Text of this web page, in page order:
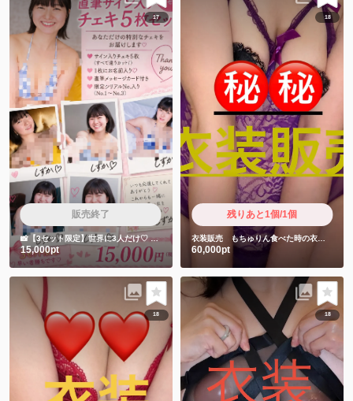
17
販売終了
📸【3セット限定】世界に3人だけ♡ しずかちゃん直筆サイン入りチェキ5枚セット
15,000pt
18
残りあと1個/1個
60,000pt
18 18